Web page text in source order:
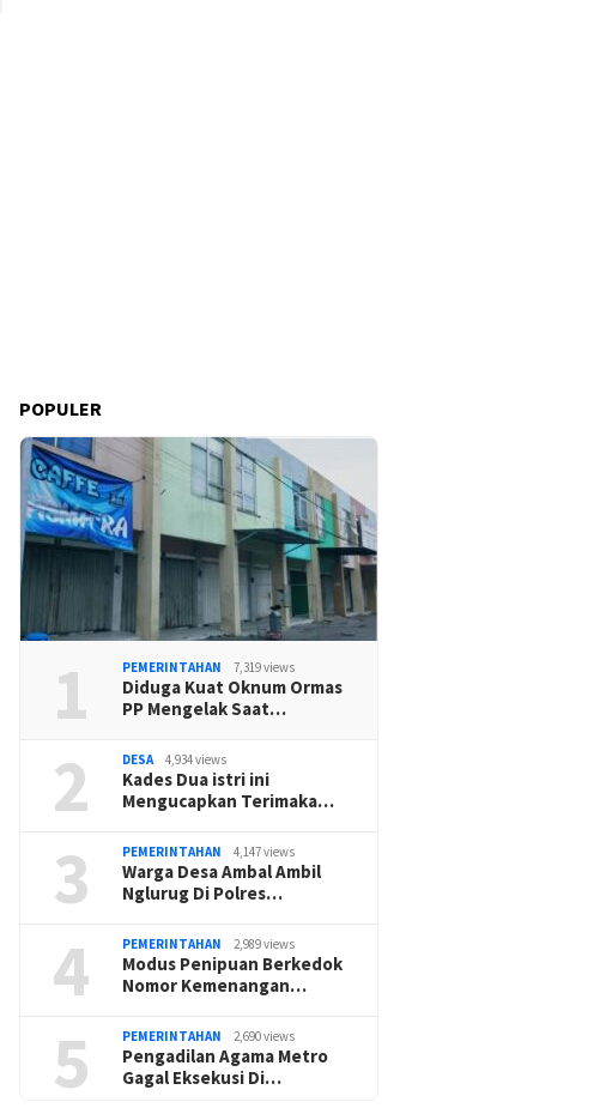
POPULER
1 PEMERINTAHAN 7,319 views
Diduga Kuat Oknum Ormas
PP Mengelak Saat…
2 DESA 4,934 views
Kades Dua istri ini
Mengucapkan Terimaka…
3 PEMERINTAHAN 4,147 views
Warga Desa Ambal Ambil
Nglurug Di Polres…
4 PEMERINTAHAN 2,989 views
Modus Penipuan Berkedok
Nomor Kemenangan…
5 PEMERINTAHAN 2,690 views
Pengadilan Agama Metro
Gagal Eksekusi Di…